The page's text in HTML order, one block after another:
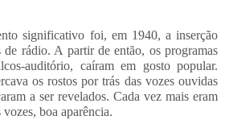
significativo foi, em 1940, a inserção
de rádio. A partir de então, os programas
auditório, caíram em gosto popular.
os rostos por trás das vozes ouvidas
a ser revelados. Cada vez mais eram
vozes, boa aparência.